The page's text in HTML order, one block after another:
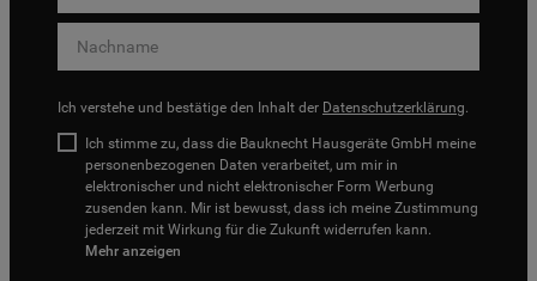
Ich verstehe und bestätige den Inhalt der Datenschutzerklärung.
Ich stimme zu, dass die Bauknecht Hausgeräte GmbH meine
personenbezogenen Daten verarbeitet, um mir in
elektronischer und nicht elektronischer Form Werbung
zusenden kann. Mir ist bewusst, dass ich meine Zustimmung
jederzeit mit Wirkung für die Zukunft widerrufen kann.
Mehr anzeigen